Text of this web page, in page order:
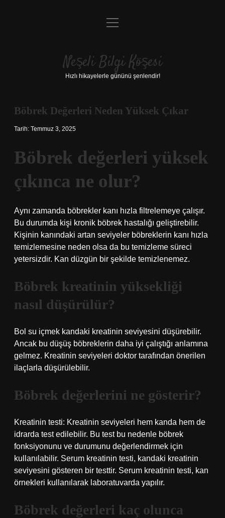
Anasayfa
Yasal Uyarı
menüyü
Neşeli Bilgi Köşesi
Hızlı hikayelerle gününü şenlendir!
Böbrek Değerleri Neden Yüksek Çıkar
Tarih: Temmuz 3, 2025
Böbrek değerleri yüksek
çıkınca ne olur?
Aynı zamanda böbrekler kanı hızla filtrelemeye çalışır.
Bu durumda kişi kronik böbrek hastalığı geliştirebilir.
Kişinin kanındaki artan seviyeler böbreklerin kanı hızla
temizlemesine neden olsa da bu temizleme süreci
yetersizdir. Kan düzgün bir şekilde temizlenemez.
Böbrek kreatinin yüksekliği
nasıl düşürülür?
Bol su içmek kandaki kreatinin seviyesini düşürebilir.
Ancak bu düşüş böbreklerin daha iyi çalıştığı anlamına
gelmez. Kreatinin seviyeleri doktor tarafından önerilen
ilaçlarla düşürülebilir.
Böbrek değerlerini ne gösterir?
Kreatinin testi: Kreatinin seviyeleri hem kanda hem de
idrarda test edilebilir. Bu test bu nedenle böbrek
fonksiyonunu ve durumunu değerlendirmek için
kullanılabilir. Serum kreatinin testi, kandaki kreatinin
seviyesini gösteren bir testtir. Serum kreatinin testi, kan
örnekleri kullanılarak laboratuvarda yapılır.
Böbrek değerleri kaç olunca